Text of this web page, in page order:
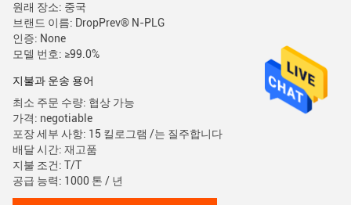
원래 장소: 중국
브랜드 이름: DropPrev® N-PLG
인증: None
모델 번호: ≥99.0%
지불과 운송 용어
최소 주문 수량: 협상 가능
가격: negotiable
포장 세부 사항: 15 킬로그램 /는 질주합니다
배달 시간: 재고품
지불 조건: T/T
공급 능력: 1000 톤 / 년